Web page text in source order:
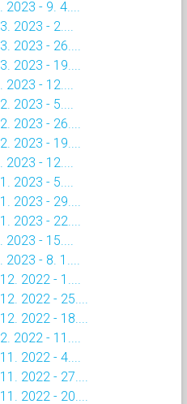
- 9. 4....
2023 - 2....
2023 - 26....
2023 - 19....
- 12....
2023 - 5....
2023 - 26....
2023 - 19....
- 12....
2023 - 5....
2023 - 29....
2023 - 22....
- 15....
- 8. 1....
2022 - 1....
2022 - 25....
2022 - 18....
2022 - 11....
2022 - 4....
2022 - 27....
2022 - 20....